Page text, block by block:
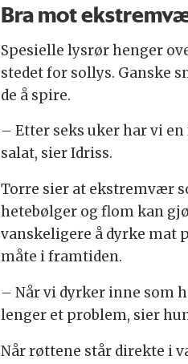
Bra mot
Spesielle lysrør henger
stedet for sollys. Ganske
de å spire.
– Etter seks uker har vi
salat, sier Idriss.
Torre sier at ekstremvær
hetebølger og flom kan
vanskeligere å dyrke mat
måte i framtiden.
– Når vi dyrker inne som
lenger et problem, sier
Når røttene står direkte i